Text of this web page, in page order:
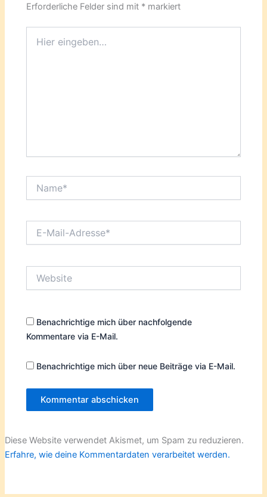
Erforderliche Felder sind mit * markiert
eingeben…
Mail-
Benachrichtige mich über nachfolgende
Kommentare via E-Mail.
Benachrichtige mich über neue Beiträge via E-Mail.
Diese Website verwendet Akismet, um Spam zu reduzieren.
Erfahre, wie deine Kommentardaten verarbeitet werden.